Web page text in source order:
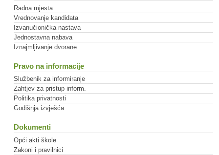
Radna mjesta
Vrednovanje kandidata
Izvanučionička nastava
Jednostavna nabava
Iznajmljivanje dvorane
Pravo na informacije
Službenik za informiranje
Zahtjev za pristup inform.
Politika privatnosti
Godišnja izvješća
Dokumenti
Opći akti škole
Zakoni i pravilnici